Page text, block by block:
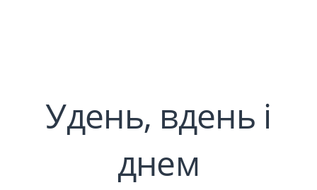
Удень, вдень і
днем